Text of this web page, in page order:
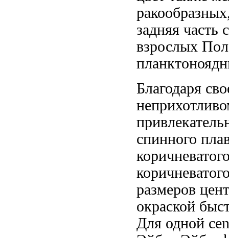
задняя часть
взрослых
Благодаря
спинного
размеров
окраской
Для одной